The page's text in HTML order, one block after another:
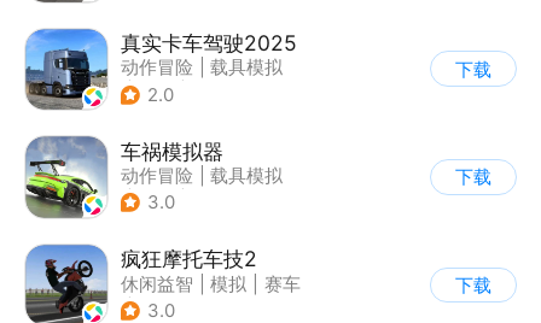
真实卡车驾驶2025
动作冒险
载具模拟
| 汽车
2.0
下载
车祸模拟器
动作冒险
载具模拟
| 汽车
3.0
下载
疯狂摩托车技2
休闲益智 模拟
赛车
| 写实
3.0
下载